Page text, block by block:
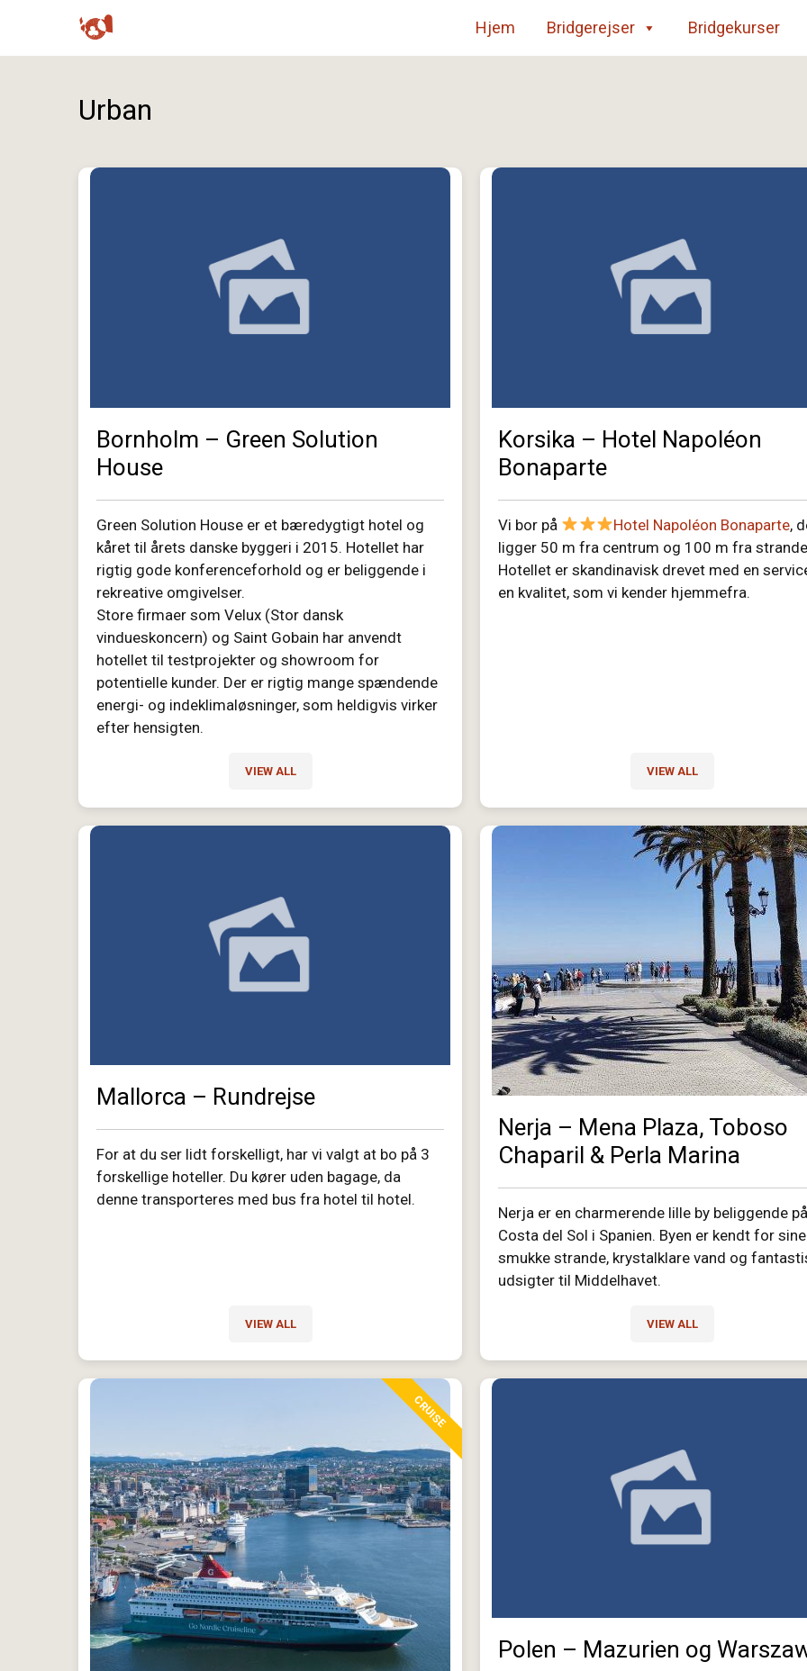
Hjem Bridgerejser Bridgekurser
Urban
Bornholm – Green Solution
House
Green Solution House er et bæredygtigt hotel og
kåret til årets danske byggeri i 2015. Hotellet har
rigtig gode konferenceforhold og er beliggende i
rekreative omgivelser.
Store firmaer som Velux (Stor dansk
vindueskoncern) og Saint Gobain har anvendt
hotellet til testprojekter og showroom for
potentielle kunder. Der er rigtig mange spændende
energi- og indeklimaløsninger, som heldigvis virker
efter hensigten.
VIEW ALL
Korsika – Hotel Napoléon
Bonaparte
Vi bor på Hotel Napoléon Bonaparte,
ligger 50 m fra centrum og 100 m fra
Hotellet er skandinavisk drevet med en
en kvalitet, som vi kender hjemmefra.
VIEW ALL
Mallorca – Rundrejse
For at du ser lidt forskelligt, har vi valgt at bo på 3
forskellige hoteller. Du kører uden bagage, da
denne transporteres med bus fra hotel til hotel.
VIEW ALL
Nerja – Mena Plaza, Toboso
Chaparil & Perla Marina
Nerja er en charmerende lille by beliggende på
Costa del Sol i Spanien. Byen er kendt for sine
smukke strande, krystalklare vand og
udsigter til Middelhavet.
VIEW ALL
CRUISE
Polen – Mazurien og